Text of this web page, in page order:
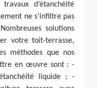
d’étanchéité
ne s’infiltre pas
solutions
votre toit-terrasse,
méthodes que nos
en œuvre sont : -
liquide ; -